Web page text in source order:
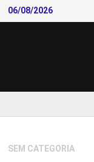
Skip
to
06/08/2026
SEM CATEGORIA